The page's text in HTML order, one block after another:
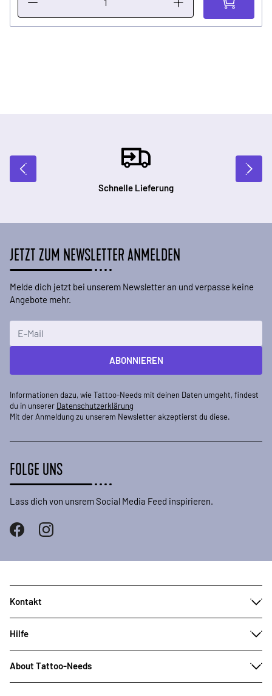
Schnelle Lieferung
JETZT ZUM NEWSLETTER ANMELDEN
Melde dich jetzt bei unserem Newsletter an und verpasse keine
Angebote mehr.
ABONNIEREN
Informationen dazu, wie Tattoo-Needs mit deinen Daten umgeht, findest
du in unserer Datenschutzerklärung
Mit der Anmeldung zu unserem Newsletter akzeptierst du diese.
FOLGE UNS
Lass dich von unsrem Social Media Feed inspirieren.
Kontakt
Hilfe
About Tattoo-Needs